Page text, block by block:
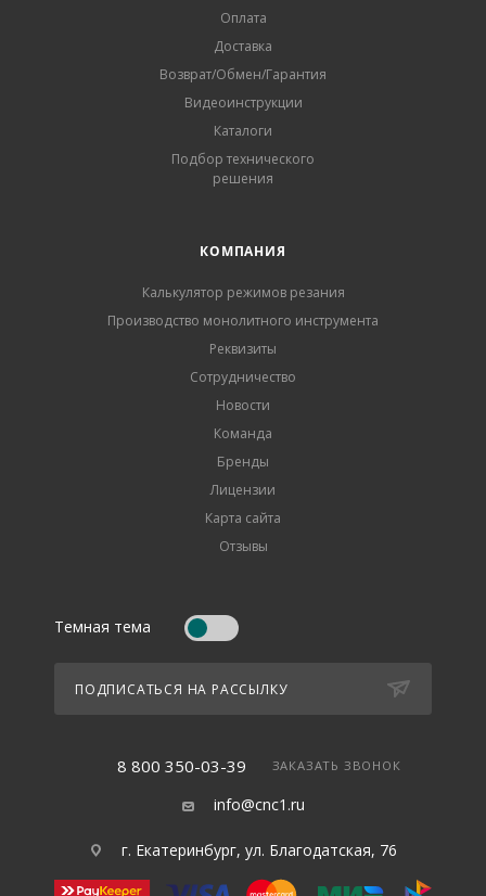
Оплата
Доставка
Возврат/Обмен/Гарантия
Видеоинструкции
Каталоги
Подбор технического
решения
КОМПАНИЯ
Калькулятор режимов резания
Производство монолитного инструмента
Реквизиты
Сотрудничество
Новости
Команда
Бренды
Лицензии
Карта сайта
Отзывы
Темная тема
ПОДПИСАТЬСЯ НА РАССЫЛКУ
8 800 350-03-39 ЗАКАЗАТЬ ЗВОНОК
info@cnc1.ru
г. Екатеринбург, ул. Благодатская, 76